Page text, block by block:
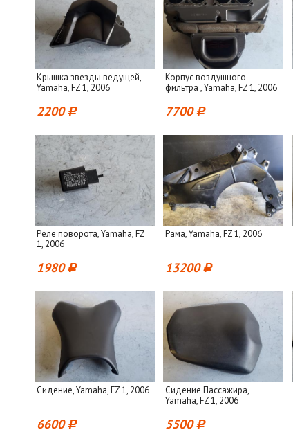
Крышка звезды ведущей,
Yamaha, FZ 1, 2006
2200
Корпус воздушного
фильтра , Yamaha, FZ 1, 2006
7700
Реле поворота, Yamaha, FZ
1, 2006
1980
Рама, Yamaha, FZ 1, 2006
13200
Сидение, Yamaha, FZ 1, 2006
6600
Сидение Пассажира,
Yamaha, FZ 1, 2006
5500